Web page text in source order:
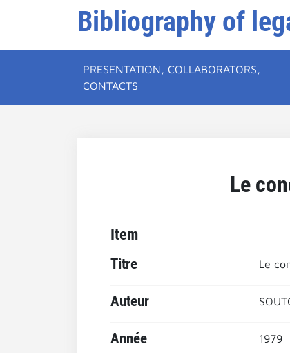
Bibliography of
PRESENTATION, COLLABORATORS,
CONTACTS
Le
Item
Titre Le
Auteur
Année 1979